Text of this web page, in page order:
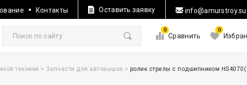
Контакты Оставить заявку info@amurstroy.su
0
Сравнить
0
техники > Запчасти для автовышек > ролик стрелы c подшипником HS4070(